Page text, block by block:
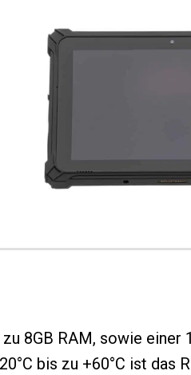
8GB RAM, sowie einer
bis zu +60°C ist das